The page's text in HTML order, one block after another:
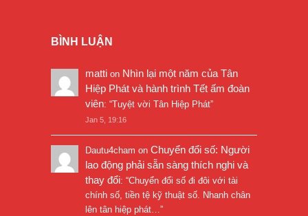
BÌNH LUẬN
matti on Nhìn lại một năm của Tân
Hiệp Phát và hành trình Tết ấm đoàn
viên: “Tuyệt vời Tân Hiệp Phát”
Jan 5, 19:16
Dautu4cham on Chuyển đổi số: Người
lao động phải sẵn sàng thích nghi và
thay đổi: “Chuyển đổi số đi đôi với tài
chính số, tiền tệ kỹ thuật số. Nhanh chân
lên tân hiệp phát…”